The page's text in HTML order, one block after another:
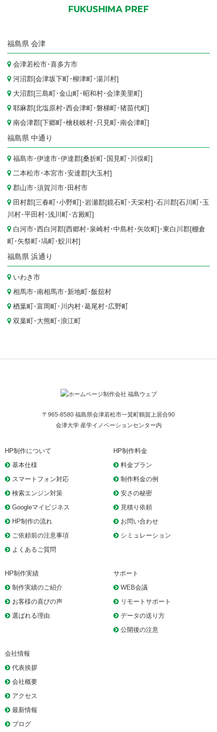
FUKUSHIMA PREF
福島県 会津
会津若松市･喜多方市
河沼郡[会津坂下町･柳津町･湯川村]
大沼郡[三島町･金山町･ 昭和村･会津美里町]
耶麻郡[北塩原村･西会津町･磐梯町･猪苗代町]
南会津郡[下郷町･檜枝岐村･ 只見町･南会津町]
福島県 中通り
福島市･伊達市･伊達郡[桑折町･ 国見町･ 川俣町]
二本松市･本宮市･安達郡[大玉村]
郡山市･須賀川市･ 田村市
田村郡[三春町･小野町]･岩瀬郡[鏡石町･ 天栄村]･石川郡[石川町･ 玉
川村･平田村･浅川町･古殿町]
白河市･西白河郡[西郷村･ 泉崎村･中島村･ 矢吹町]･東白川郡[棚倉
町･ 矢祭町･塙町･鮫川村]
福島県 浜通り
いわき市
相馬市･南相馬市･ 新地町･飯舘村
楢葉町･富岡町･ 川内村･葛尾村･ 広野町
双葉町･ 大熊町･浪江町
〒965-8580 福島県会津若松市一箕町鶴賀上居合90
会津大学 産学イノベーションセンター内
HP制作について
基本仕様
スマートフォン対応
検索エンジン対策
Googleマイビジネス
HP制作の流れ
ご依頼前の注意事項
よくあるご質問
HP制作料金
料金プラン
制作料金の例
安さの秘密
見積り依頼
お問い合わせ
シミュレーション
HP制作実績
制作実績のご紹介
お客様の喜びの声
選ばれる理由
サポート
WEB会議
リモートサポート
データの送り方
公開後の注意
会社情報
代表挨拶
会社概要
アクセス
最新情報
ブログ